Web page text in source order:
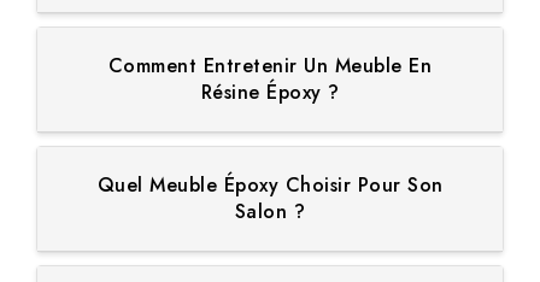
Comment Entretenir Un Meuble En
Résine Époxy ?
Quel Meuble Époxy Choisir Pour Son
Salon ?